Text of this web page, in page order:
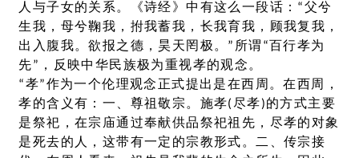
人与子女的关系。《诗经》中有这么一段话：“父兮
生我，母兮鞠我，拊我蓄我，长我育我，顾我复我，
出入腹我。欲报之德，昊天罔极。”所谓“百行孝为
先”，反映中华民族极为重视孝的观念。
“孝”作为一个伦理观念正式提出是在西周。在西周，
孝的含义有：一、尊祖敬宗。施孝(尽孝)的方式主要
是祭祀，在宗庙通过奉献供品祭祀祖先，尽孝的对象
是死去的人，这带有一定的宗教形式。二、传宗接